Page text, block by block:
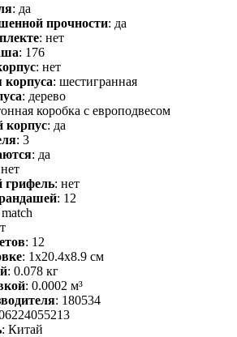
: да
прочности: да
: нет
: 176
: нет
: шестигранная
: дерево
коробка c европодвесом
корпус: да
: 3
: да
нет
грифель: нет
: 12
: 12
: 1x20.4x8.9 см
: 0.078 кг
: 0.0002 м³
: 180534
: Китай